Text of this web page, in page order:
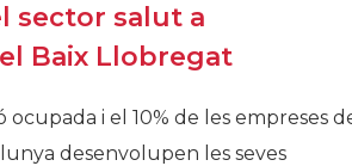
Seu Social
sector salut a
Baix Llobregat
ocupada i el 10% de les empreses
desenvolupen les seves